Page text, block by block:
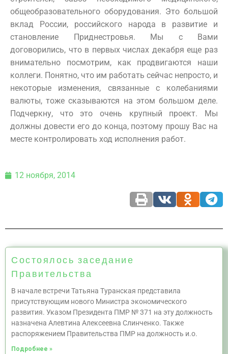
общеобразовательного оборудования. Это большой
вклад России, российского народа в развитие и
становление Приднестровья. Мы с Вами
договорились, что в первых числах декабря еще раз
внимательно посмотрим, как продвигаются наши
коллеги. Понятно, что им работать сейчас непросто, и
некоторые изменения, связанные с колебаниями
валюты, тоже сказываются на этом большом деле.
Подчеркну, что это очень крупный проект. Мы
должны довести его до конца, поэтому прошу Вас на
месте контролировать ход исполнения работ.
12 ноября, 2014
Состоялось заседание
Правительства
В начале встречи Татьяна Туранская представила
присутствующим нового Министра экономического
развития. Указом Президента ПМР № 371 на эту должность
назначена Алевтина Алексеевна Слинченко. Также
распоряжением Правительства ПМР на должность и.о.
Подробнее »